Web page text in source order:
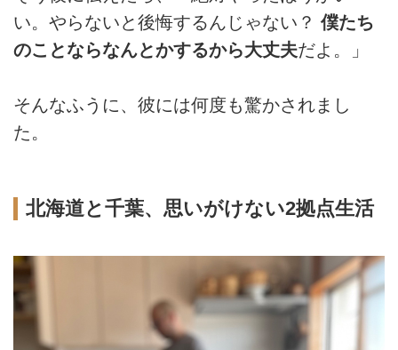
い。やらないと後悔するんじゃない？ 僕たち
のことならなんとかするから大丈夫だよ。」
そんなふうに、彼には何度も驚かされまし
た。
北海道と千葉、思いがけない2拠点生活